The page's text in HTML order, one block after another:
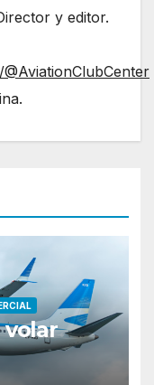
y editor.
volar